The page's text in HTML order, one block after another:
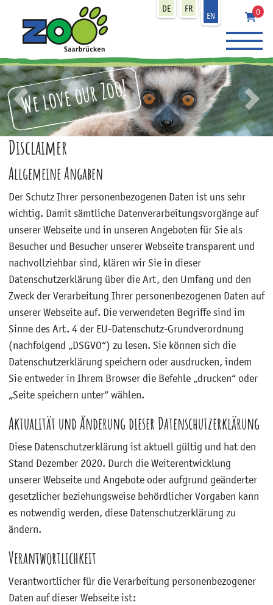
DE FR
EN 0
We love our Zoo!
zurück
Disclaimer
Allgemeine Angaben
Der Schutz Ihrer personenbezogenen Daten ist uns sehr
wichtig. Damit sämtliche Datenverarbeitungsvorgänge auf
unserer Webseite und in unseren Angeboten für Sie als
Besucher und Besucher unserer Webseite transparent und
nachvollziehbar sind, klären wir Sie in dieser
Datenschutzerklärung über die Art, den Umfang und den
Zweck der Verarbeitung Ihrer personenbezogenen Daten auf
unserer Webseite auf. Die verwendeten Begriffe sind im
Sinne des Art. 4 der EU-Datenschutz-Grundverordnung
(nachfolgend „DSGVO“) zu lesen. Sie können sich die
Datenschutzerklärung speichern oder ausdrucken, indem
Sie entweder in Ihrem Browser die Befehle „drucken“ oder
„Seite speichern unter“ wählen.
Aktualität und Änderung dieser Datenschutzerklärung
Diese Datenschutzerklärung ist aktuell gültig und hat den
Stand Dezember 2020. Durch die Weiterentwicklung
unserer Webseite und Angebote oder aufgrund geänderter
gesetzlicher beziehungsweise behördlicher Vorgaben kann
es notwendig werden, diese Datenschutzerklärung zu
ändern.
Verantwortlichkeit
Verantwortlicher für die Verarbeitung personenbezogener
Daten auf dieser Webseite ist: